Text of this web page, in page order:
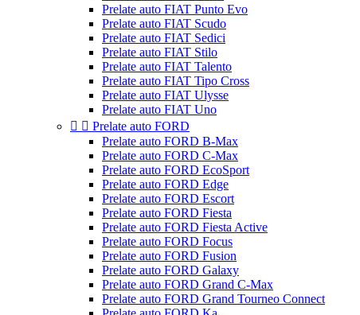
Prelate auto FIAT Punto Evo
Prelate auto FIAT Scudo
Prelate auto FIAT Sedici
Prelate auto FIAT Stilo
Prelate auto FIAT Talento
Prelate auto FIAT Tipo Cross
Prelate auto FIAT Ulysse
Prelate auto FIAT Uno
  Prelate auto FORD
Prelate auto FORD B-Max
Prelate auto FORD C-Max
Prelate auto FORD EcoSport
Prelate auto FORD Edge
Prelate auto FORD Escort
Prelate auto FORD Fiesta
Prelate auto FORD Fiesta Active
Prelate auto FORD Focus
Prelate auto FORD Fusion
Prelate auto FORD Galaxy
Prelate auto FORD Grand C-Max
Prelate auto FORD Grand Tourneo Connect